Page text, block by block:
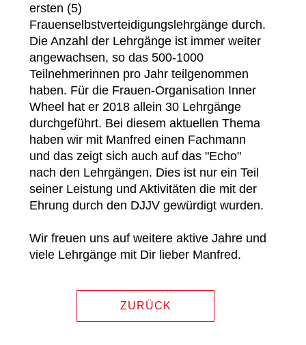
ersten (5)
Frauenselbstverteidigungslehrgänge durch.
Die Anzahl der Lehrgänge ist immer weiter
angewachsen, so das 500-1000
Teilnehmerinnen pro Jahr teilgenommen
haben. Für die Frauen-Organisation Inner
Wheel hat er 2018 allein 30 Lehrgänge
durchgeführt. Bei diesem aktuellen Thema
haben wir mit Manfred einen Fachmann
und das zeigt sich auch auf das "Echo"
nach den Lehrgängen. Dies ist nur ein Teil
seiner Leistung und Aktivitäten die mit der
Ehrung durch den DJJV gewürdigt wurden.
Wir freuen uns auf weitere aktive Jahre und
viele Lehrgänge mit Dir lieber Manfred.
ZURÜCK